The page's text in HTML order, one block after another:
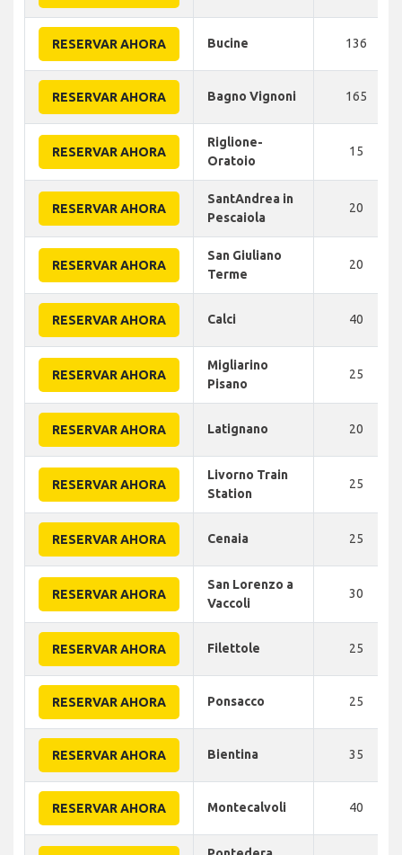
RESERVAR AHORA Bucine 136
RESERVAR AHORA Bagno Vignoni 165
RESERVAR AHORA
Riglione-
Oratoio
15
RESERVAR AHORA
SantAndrea in
Pescaiola
20
RESERVAR AHORA
San Giuliano
Terme
20
RESERVAR AHORA Calci 40
RESERVAR AHORA
Migliarino
Pisano
25
RESERVAR AHORA Latignano 20
RESERVAR AHORA
Livorno Train
Station
25
RESERVAR AHORA Cenaia 25
RESERVAR AHORA
San Lorenzo a
Vaccoli
30
RESERVAR AHORA Filettole 25
RESERVAR AHORA Ponsacco 25
RESERVAR AHORA Bientina 35
RESERVAR AHORA Montecalvoli 40